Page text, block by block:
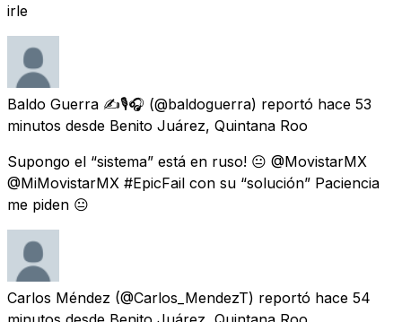
irle
Baldo Guerra ✍️🎙️🎧 (@baldoguerra) reportó hace 53
minutos desde Benito Juárez, Quintana Roo
Supongo el “sistema” está en ruso! 😐 @MovistarMX
@MiMovistarMX #EpicFail con su “solución” Paciencia
me piden 😐
Carlos Méndez (@Carlos_MendezT) reportó hace 54